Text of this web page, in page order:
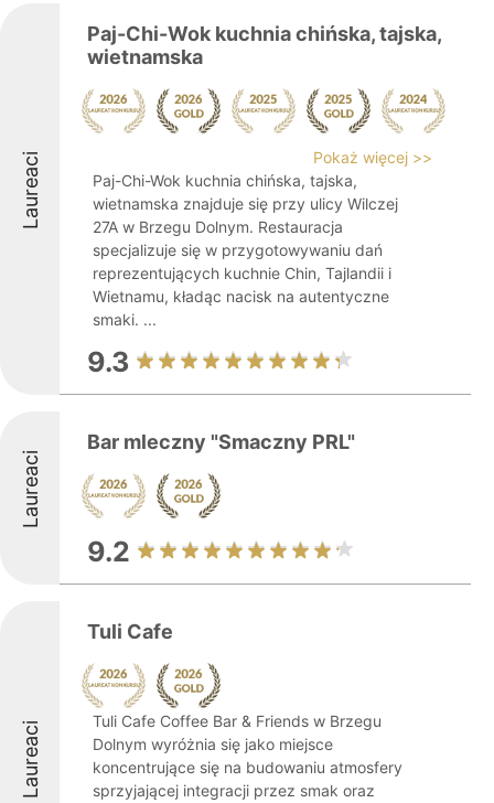
Laureaci
Paj-Chi-Wok kuchnia chińska, tajska,
wietnamska
Pokaż więcej >>
Paj-Chi-Wok kuchnia chińska, tajska,
wietnamska znajduje się przy ulicy Wilczej
27A w Brzegu Dolnym. Restauracja
specjalizuje się w przygotowywaniu dań
reprezentujących kuchnie Chin, Tajlandii i
Wietnamu, kładąc nacisk na autentyczne
smaki. ...
9.3
Laureaci
Bar mleczny "Smaczny PRL"
9.2
Laureaci
Tuli Cafe
Tuli Cafe Coffee Bar & Friends w Brzegu
Dolnym wyróżnia się jako miejsce
koncentrujące się na budowaniu atmosfery
sprzyjającej integracji przez smak oraz